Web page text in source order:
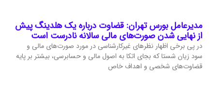
مدیرعامل بورس تهران: قضاوت درباره یک هلدینگ پیش
از نهایی شدن صورت‌های مالی سالانه نادرست است
در پی برخی اظهار نظرهای غیرکارشناسی در مورد صورت‌های مالی و
سود زیان شستا که بجای اتکا به اصول مالی و حسابرسی، بیشتر بر پایه
قضاوت‌‌های شخصی و اهداف خاص